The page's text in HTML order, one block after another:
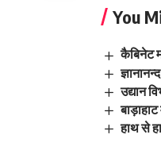
You
कैबिनेट
उद्यान
हाथ से